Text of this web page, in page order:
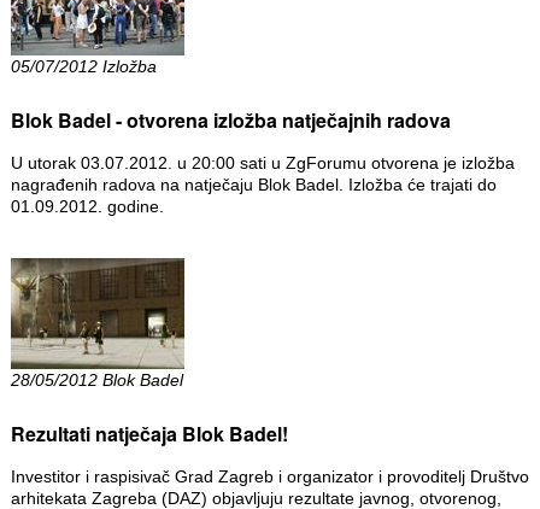
05/07/2012 Izložba
Blok Badel - otvorena izložba natječajnih radova
U utorak 03.07.2012. u 20:00 sati u ZgForumu otvorena je izložba
nagrađenih radova na natječaju Blok Badel. Izložba će trajati do
01.09.2012. godine.
28/05/2012 Blok Badel
Rezultati natječaja Blok Badel!
Investitor i raspisivač Grad Zagreb i organizator i provoditelj Društvo
arhitekata Zagreba (DAZ) objavljuju rezultate javnog, otvorenog,